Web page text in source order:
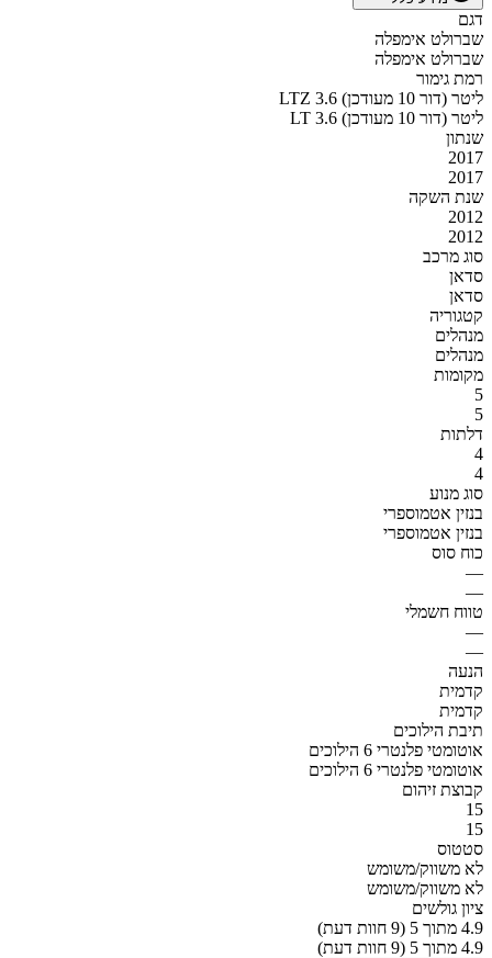
דגם
שברולט אימפלה
שברולט אימפלה
רמת גימור
LTZ 3.6 ליטר (דור 10 מעודכן)
LT 3.6 ליטר (דור 10 מעודכן)
שנתון
2017
2017
שנת השקה
2012
2012
סוג מרכב
סדאן
סדאן
קטגוריה
מנהלים
מנהלים
מקומות
5
5
דלתות
4
4
סוג מנוע
בנזין אטמוספרי
בנזין אטמוספרי
כוח סוס
—
—
טווח חשמלי
—
—
הנעה
קדמית
קדמית
תיבת הילוכים
אוטומטי פלנטרי 6 הילוכים
אוטומטי פלנטרי 6 הילוכים
קבוצת זיהום
15
15
סטטוס
לא משווק/משומש
לא משווק/משומש
ציון גולשים
4.9 מתוך 5 (9 חוות דעת)
4.9 מתוך 5 (9 חוות דעת)